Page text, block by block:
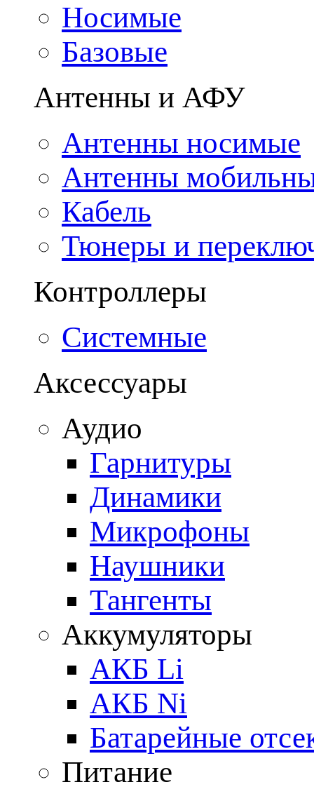
Носимые
Базовые
Антенны и АФУ
Антенны носимые
Антенны
Кабель
Тюнеры и
Контроллеры
Системные
Аксессуары
Аудио
Гарнитуры
Динамики
Микрофоны
Наушники
Тангенты
Аккумуляторы
АКБ Li
АКБ Ni
Батарейные
Питание